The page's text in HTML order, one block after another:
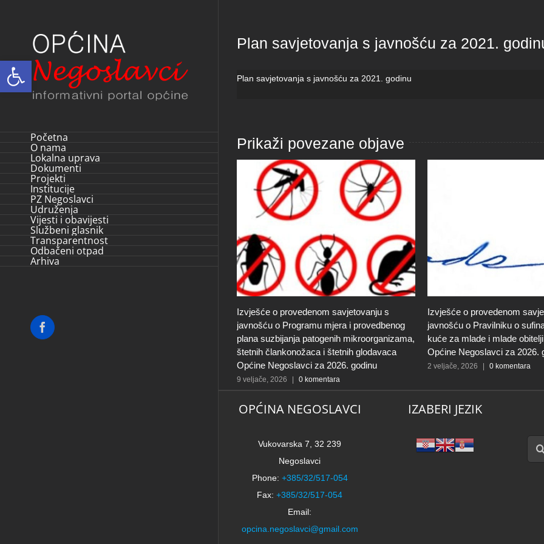
Open toolbar
Početna
O nama
Lokalna uprava
Dokumenti
Projekti
Institucije
PZ Negoslavci
Udruženja
Vijesti i obavijesti
Službeni glasnik
Transparentnost
Odbačeni otpad
Arhiva
Facebook
Plan savjetovanja s javnošću za 2021.
Plan savjetovanja s javnošću za 2021. godinu
Prikaži povezane objave
Izvješće o provedenom savjetovanju s
javnošću o Programu mjera i provedbenog
plana suzbijanja patogenih mikroorganizama,
štetnih člankonožaca i štetnih glodavaca
Općine Negoslavci za 2026. godinu
9 veljače, 2026 0 komentara
Izvješće o provedenom
javnošću o Pravilniku o
kuće za mlade i mlade
Općine Negoslavci za 2026.
2 veljače, 2026 0 komentara
OPĆINA NEGOSLAVCI
Vukovarska 7, 32 239
Negoslavci
Phone: +385/32/517-054
Fax: +385/32/517-054
Email:
opcina.negoslavci@gmail.com
IZABERI JEZIK